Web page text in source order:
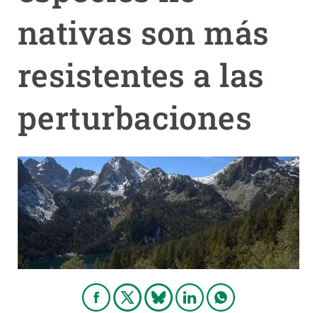
nativas son más
resistentes a las
perturbaciones